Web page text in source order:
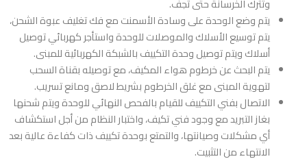
يتم وضع الوحدة على وسادة الأسمنت مع فك تغليف عبوة الشحن،
يتم توسيع الأسلاك والموصلات للوحدة واستأجر كهربائي توصيل
أسلاك ويتم توصيل وحدة التكييف بالشبكة الكهربائية للمبنى.
يتم البحث عن خرطوم هواء المكيف، مع توصيله بقناة السحب
لتهوية المبنى مع غلق الخرطوم بشريط لاصق ومانع تسريب.
الاتصال بفني التكييف للقيام بالفحص النهائي للوحدة ويتم شحنها
بغاز التبريد مع وجود فني تكيف، واختبار النظام من أجل استكشاف
أي مشكلات وصيانتها، والتمتع بوحدة تكييف ذات كفاءة عالية بعد
الانتهاء من التثبيت.